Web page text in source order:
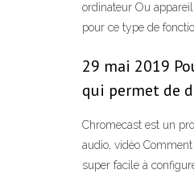
ordinateur Ou
pour ce type de
29 mai 2019
qui permet de
Chromecast est un
audio, vidéo
super facile à